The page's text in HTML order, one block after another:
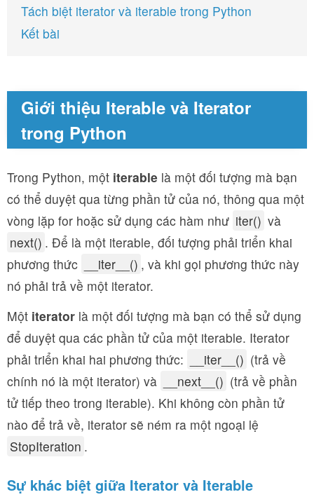
Tách biệt iterator và iterable trong Python
Kết bài
Giới thiệu Iterable và Iterator
trong Python
Trong Python, một iterable là một đối tượng mà bạn
có thể duyệt qua từng phần tử của nó, thông qua một
vòng lặp for hoặc sử dụng các hàm như iter() và
next() . Để là một iterable, đối tượng phải triển khai
phương thức
__iter__() , và khi gọi phương thức này
nó phải trả về một iterator.
Một iterator là một đối tượng mà bạn có thể sử dụng
để duyệt qua các phần tử của một iterable. Iterator
phải triển khai hai phương thức:
__iter__() (trả về
chính nó là một iterator) và
__next__() (trả về phần
tử tiếp theo trong iterable). Khi không còn phần tử
nào để trả về, iterator sẽ ném ra một ngoại lệ
StopIteration .
Sự khác biệt giữa Iterator và Iterable